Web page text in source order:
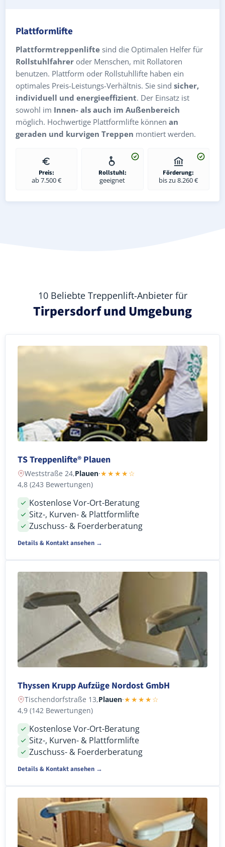
Plattformlifte
Plattformtreppenlifte sind die Optimalen Helfer für
Rollstuhlfahrer oder Menschen, mit Rollatoren
benutzen. Plattform oder Rollstuhllifte haben ein
optimales Preis-Leistungs-Verhältnis. Sie sind sicher,
individuell und energieeffizient. Der Einsatz ist
sowohl im Innen- als auch im Außenbereich
möglich. Hochwertige Plattformlifte können an
geraden und kurvigen Treppen montiert werden.
Preis:
ab 7.500 €
Rollstuhl:
geeignet
Förderung:
bis zu 8.260 €
10 Beliebte Treppenlift-Anbieter für
Tirpersdorf und Umgebung
TS Treppenlifte® Plauen
Weststraße 24,Plauen·★★★★☆
4,8 (243 Bewertungen)
Kostenlose Vor-Ort-Beratung
Sitz-, Kurven- & Plattformlifte
Zuschuss- & Foerderberatung
Details & Kontakt ansehen →
Thyssen Krupp Aufzüge Nordost GmbH
Tischendorfstraße 13,Plauen·★★★★☆
4,9 (142 Bewertungen)
Kostenlose Vor-Ort-Beratung
Sitz-, Kurven- & Plattformlifte
Zuschuss- & Foerderberatung
Details & Kontakt ansehen →